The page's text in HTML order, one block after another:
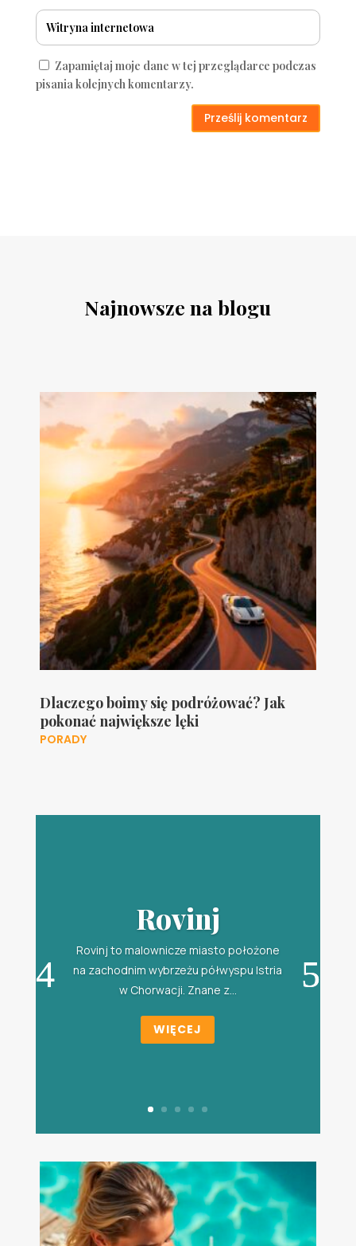
Zapamiętaj moje dane w tej przeglądarce podczas
pisania kolejnych komentarzy.
Prześlij komentarz
Najnowsze na blogu
Dlaczego boimy się podróżować? Jak
pokonać największe lęki
PORADY
Rovinj
Rovinj to malownicze miasto położone
na zachodnim wybrzeżu półwyspu Istria
w Chorwacji. Znane z...
WIĘCEJ